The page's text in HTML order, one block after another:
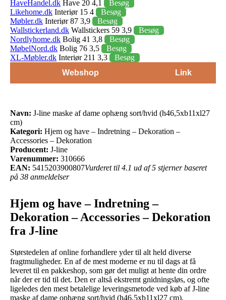
HaveHandel.dk Have 20 4,1
Besøg
Likehome.dk Interiør 15 4
Besøg
Møbler.dk Interiør 87 3,9
Besøg
Wallstickerland.dk Wallstickers 59 3,9
Besøg
Nordlyhome.dk Bolig 41 3,8
Besøg
MøbelNord.dk Bolig 76 3,5
Besøg
XL-Møbler.dk Interiør 211 3,3
Besøg
Webshop
Link
Navn: J-line maske af dame ophæng sort/hvid (h46,5xb11xl27
cm)
Kategori: Hjem og have – Indretning – Dekoration –
Accessories – Dekoration
Producent: J-line
Varenummer: 310666
EAN: 5415203900807Vurderet til 4.1 ud af 5 stjerner baseret
på 38 anmeldelser
Hjem og have – Indretning –
Dekoration – Accessories – Dekoration
fra J-line
Størstedelen af online forhandlere yder til alt held diverse
fragtmuligheder. En af de mest moderne er nu til dags at få
leveret til en pakkeshop, som gør det muligt at hente din ordre
når der er tid til det. Den er altså ekstremt gnidningsløs, og ofte
ligeledes den mest betalelige leveringsmetode ved køb af J-line
maske af dame ophæng sort/hvid (h46,5xb11xl27 cm).